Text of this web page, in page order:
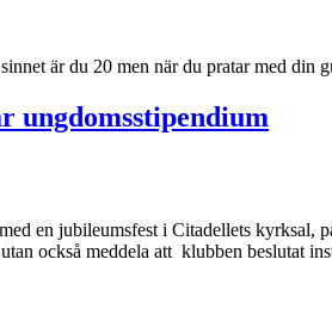
är du 20 men när du pratar med
ungdomsstipendium
en jubileumsfest i Citadellets
också meddela att klubben beslutat